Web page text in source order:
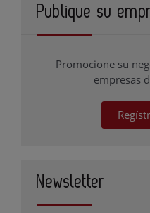
Publique su
Promocione su
empresas
Newsletter